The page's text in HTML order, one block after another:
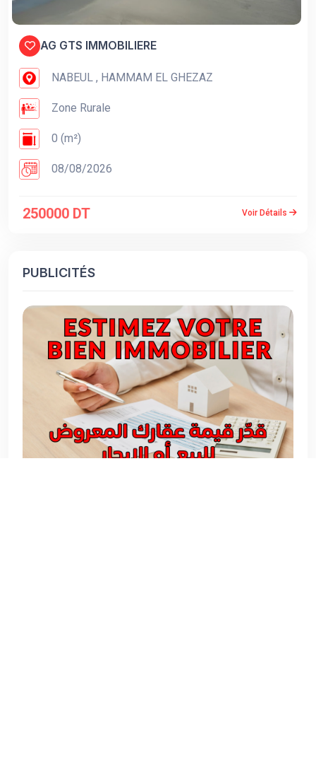
AG GTS IMMOBILIERE
NABEUL , HAMMAM EL GHEZAZ
Zone Rurale
0 (m²)
08/08/2026
250000 DT Voir Détails
PUBLICITÉS